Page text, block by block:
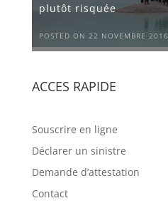
plutôt risquée
POSTED ON 22 NOVEMBRE 2016
ACCES RAPIDE
Souscrire en ligne
Déclarer un sinistre
Demande d’attestation
Contact